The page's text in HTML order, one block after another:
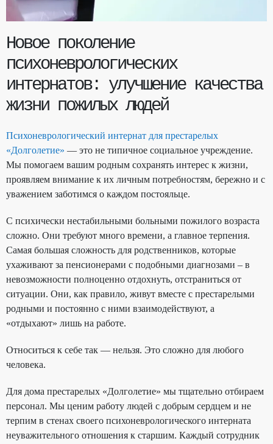
Новое поколение
психоневрологических
интернатов: улучшение качества
жизни пожилых людей
Психоневрологический интернат для престарелых
«Долголетие» — это не типичное социальное учреждение.
Мы помогаем вашим родным сохранять интерес к жизни,
проявляем внимание к их личным потребностям, бережно и с
уважением заботимся о каждом постояльце.
С психически нестабильными больными пожилого возраста
сложно. Они требуют много времени, а главное терпения.
Самая большая сложность для родственников, которые
ухаживают за пенсионерами с подобными диагнозами – в
невозможности полноценно отдохнуть, отстраниться от
ситуации. Они, как правило, живут вместе с престарелыми
родными и постоянно с ними взаимодействуют, а
«отдыхают» лишь на работе.
Относиться к себе так — нельзя. Это сложно для любого
человека.
Для дома престарелых «Долголетие» мы тщательно отбираем
персонал. Мы ценим работу людей с добрым сердцем и не
терпим в стенах своего психоневрологического интерната
неуважительного отношения к старшим. Каждый сотрудник